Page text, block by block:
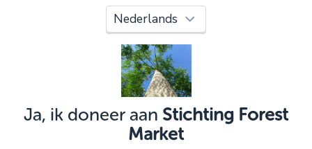
Ja, ik doneer aan Stichting Forest
Market
Oeps!
Je kunt nog niet verder vanwege:
Controleer en verbeter je invoer en probeer het
OK